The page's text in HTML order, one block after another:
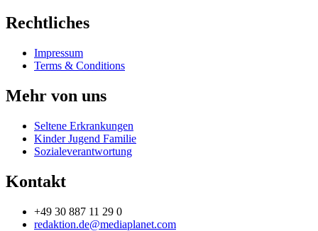
Rechtliches
Impressum
Terms & Conditions
Mehr von uns
Seltene Erkrankungen
Kinder Jugend Familie
Sozialeverantwortung
Kontakt
+49 30 887 11 29 0
redaktion.de@mediaplanet.com